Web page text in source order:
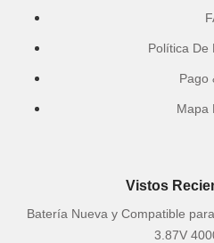
Política De
Pago
Mapa
Vistos
Batería Nueva y Compatible
3.87V